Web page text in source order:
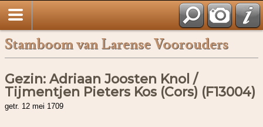
Stamboom van Larense Voorouders
Gezin: Adriaan Joosten Knol /
Tijmentjen Pieters Kos (Cors) (F13004)
getr. 12 mei 1709